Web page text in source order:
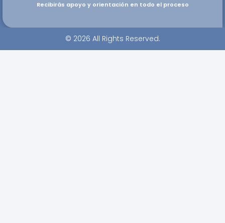
Recibirás apoyo y orientación en todo el proceso
© 2026 All Rights Reserved.